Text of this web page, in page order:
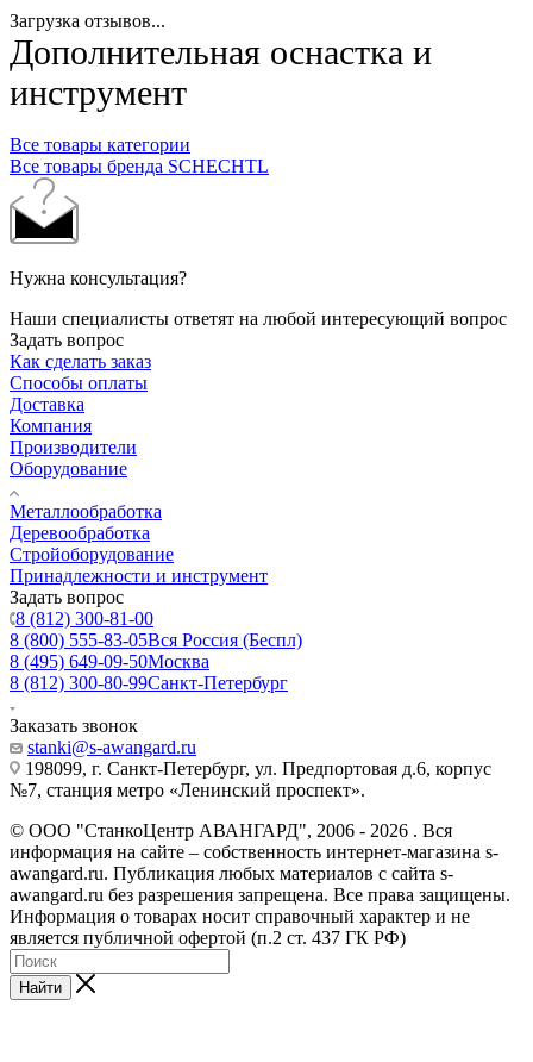
Загрузка отзывов...
Дополнительная оснастка и
инструмент
Все товары категории
Все товары бренда SСHECHTL
Нужна консультация?
Наши специалисты ответят на любой интересующий вопрос
Задать вопрос
Как сделать заказ
Способы оплаты
Доставка
Компания
Производители
Оборудование
Металлообработка
Деревообработка
Стройоборудование
Принадлежности и инструмент
Задать вопрос
8 (812) 300-81-00
8 (800) 555-83-05Вся Россия (Беспл)
8 (495) 649-09-50Москва
8 (812) 300-80-99Санкт-Петербург
Заказать звонок
stanki@s-awangard.ru
198099, г. Санкт-Петербург, ул. Предпортовая д.6, корпус
№7, станция метро «Ленинский проспект».
© ООО "СтанкоЦентр АВАНГАРД", 2006 - 2026 . Вся
информация на сайте – собственность интернет-магазина s-
awangard.ru. Публикация любых материалов с сайта s-
awangard.ru без разрешения запрещена. Все права защищены.
Информация о товарах носит справочный характер и не
является публичной офертой (п.2 ст. 437 ГК РФ)
Найти